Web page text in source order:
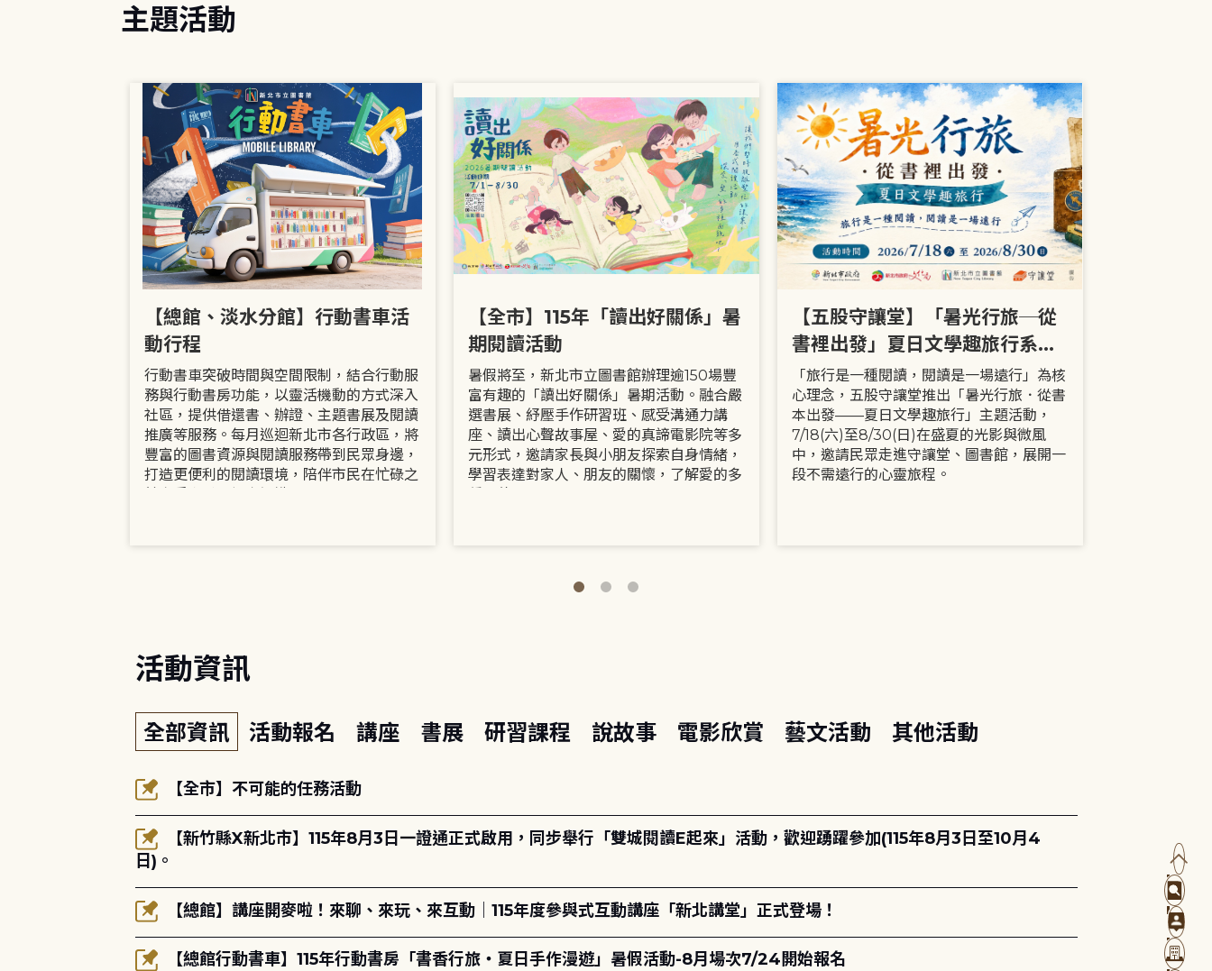
主題活動
【總館、淡水分館】行動書車活
動行程
行動書車突破時間與空間限制，結合行動服
務與行動書房功能，以靈活機動的方式深入
社區，提供借還書、辦證、主題書展及閱讀
推廣等服務。每月巡迴新北市各行政區，將
豐富的圖書資源與閱讀服務帶到民眾身邊，
打造更便利的閱讀環境，陪伴市民在忙碌之
【全市】115年「讀出好關係」暑
期閱讀活動
暑假將至，新北市立圖書館辦理逾150場豐
富有趣的「讀出好關係」暑期活動。融合嚴
選書展、紓壓手作研習班、感受溝通力講
座、讀出心聲故事屋、愛的真諦電影院等多
元形式，邀請家長與小朋友探索自身情緒，
學習表達對家人、朋友的關懷，了解愛的多
【五股守讓堂】「暑光行旅─從
書裡出發」夏日文學趣旅行系列
活動
「旅行是一種閱讀，閱讀是一場遠行」為核
心理念，五股守讓堂推出「暑光行旅．從書
本出發——夏日文學趣旅行」主題活動，
7/18(六)至8/30(日)在盛夏的光影與微風
中，邀請民眾走進守讓堂、圖書館，展開一
段不需遠行的心靈旅程。
活動資訊
全部資訊 活動報名 講座 書展 研習課程 說故事 電影欣賞 藝文活動 其他活動
【全市】不可能的任務活動
【新竹縣X新北市】115年8月3日一證通正式啟用，同步舉行「雙城閱讀E起來」活動，歡迎踴躍參加(115年8月3日至10月4
日)。
【總館】講座開麥啦！來聊、來玩、來互動｜115年度參與式互動講座「新北講堂」正式登場！
【總館行動書車】115年行動書房「書香行旅・夏日手作漫遊」暑假活動-8月場次7/24開始報名